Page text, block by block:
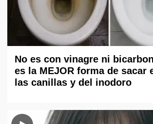
No es con vinagre ni
es la MEJOR forma de sacar
las canillas y del inodoro